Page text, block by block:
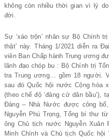
không còn nhiều thời gian vì lý
đời.
Sự ‘xáo trộn’ nhân sự Bộ Chính
thật’ này. Tháng 1/2021 diễn ra
viên Ban Chấp hành Trung ương
lãnh đạo chóp bu : Bộ Chính trị
tra Trung ương… gồm 18 người.
sau đó Quốc hội nước Cộng hòa
(theo chế độ ‘đảng cử dân bầu’),
Đảng – Nhà Nước được công
Nguyễn Phú Trọng, Tổng bí thư
ông Chủ tịch nước Nguyễn Xuân
Minh Chính và Chủ tịch Quốc